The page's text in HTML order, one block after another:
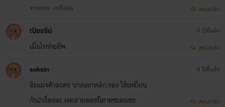
จากตอน: เหยื่อล่อ ตอบกลับ
ณิชชรีย์
เมื่อไหร่จะอัพ
8 ปีที่แล้ว
ตอบกลับ
seksin
อิมเมจตัวละคร นางเอกหลัก,รอง ใช้เหมือน
กัน2เรื่องละ เจอสายดองนิยายซะละเซง
8 ปีที่แล้ว
ตอบกลับ